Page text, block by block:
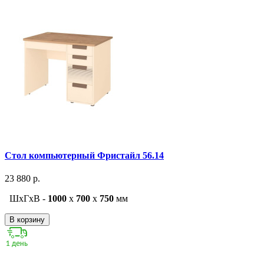
Стол компьютерный Фристайл 56.14
23 880 р.
ШxГxВ - 1000 x 700 x 750 мм
В корзину